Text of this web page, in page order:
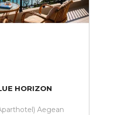
HORIZON
Aegean